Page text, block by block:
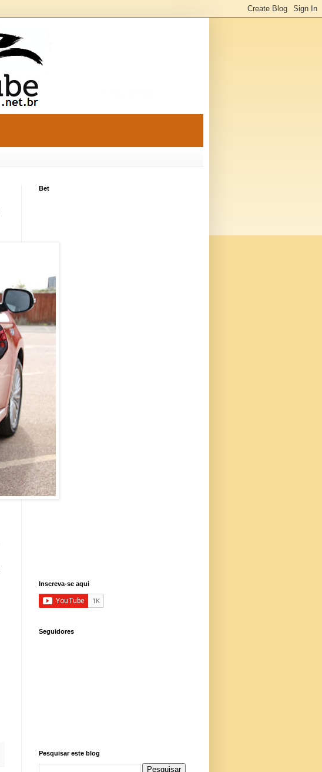
Bet
Inscreva-se aqui
Seguidores
Pesquisar este blog